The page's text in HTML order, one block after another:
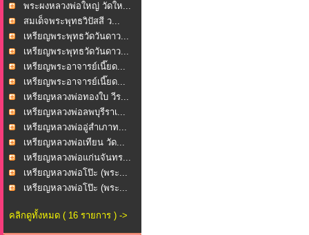
พระผงหลวงพ่อใหญ่ วัดให...
สมเด็จพระพุทธวิปัสสี ว...
เหรียญพระพุทธวัดวันดาว...
เหรียญพระพุทธวัดวันดาว...
เหรียญพระอาจารย์เนี๊ยด...
เหรียญพระอาจารย์เนี๊ยด...
เหรียญหลวงพ่อทองใบ วีร...
เหรียญหลวงพ่อลพบุรีราเ...
เหรียญหลวงพ่ออู่สำเภาท...
เหรียญหลวงพ่อเทียน วัด...
เหรียญหลวงพ่อแก่นจันทร...
เหรียญหลวงพ่อโป๊ะ (พระ...
เหรียญหลวงพ่อโป๊ะ (พระ...
คลิกดูทั้งหมด ( 16 รายการ ) ->